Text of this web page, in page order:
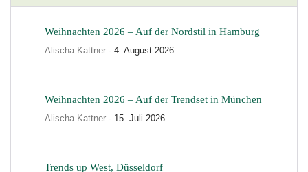
Weihnachten 2026 – Auf der Nordstil in Hamburg
Alischa Kattner - 4. August 2026
Weihnachten 2026 – Auf der Trendset in München
Alischa Kattner - 15. Juli 2026
Trends up West, Düsseldorf